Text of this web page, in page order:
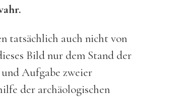
tatsächlich auch nicht von
Bild nur dem Stand der
Aufgabe zweier
der archäologischen